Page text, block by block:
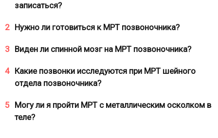
записаться?
2 Нужно ли готовиться к МРТ позвоночника?
3 Виден ли спинной мозг на МРТ позвоночника?
4 Какие позвонки исследуются при МРТ шейного
отдела позвоночника?
5
Могу ли я пройти МРТ с металлическим осколком в
теле?